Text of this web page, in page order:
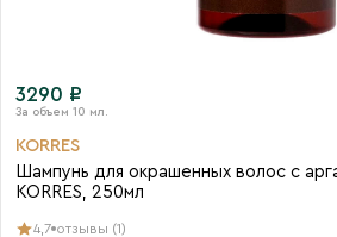
3290 ₽
KORRES
Шампунь для окрашенных волос с
KORRES, 250мл
4,7 отзывы (1)